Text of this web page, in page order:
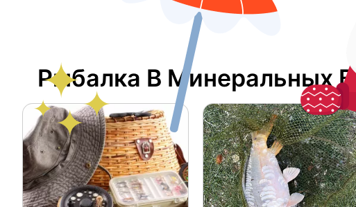
Рыбалка В Минеральных